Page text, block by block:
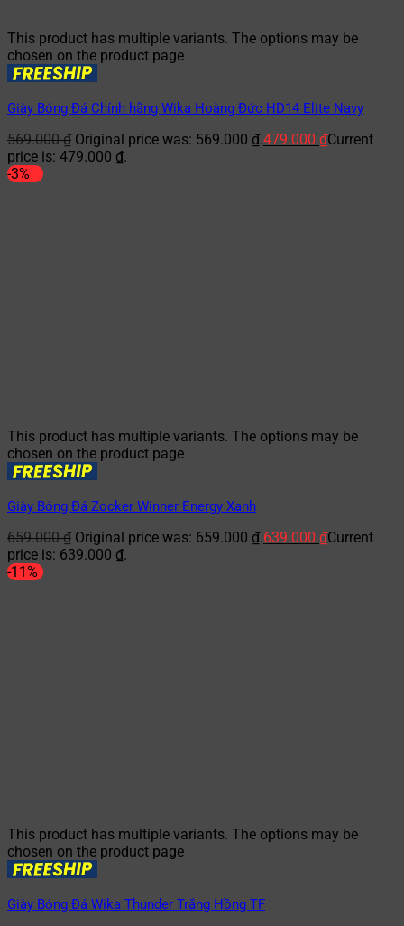
This product has multiple variants. The options may be
chosen on the product page
Giày Bóng Đá Chính hãng Wika Hoàng Đức HD14 Elite Navy
569.000₫ Original price was: 569.000 ₫.479.000 ₫Current
price is: 479.000 ₫.
-3%
This product has multiple variants. The options may be
chosen on the product page
Giày Bóng Đá Zocker Winner Energy Xanh
659.000₫ Original price was: 659.000 ₫.639.000 ₫Current
price is: 639.000 ₫.
-11%
This product has multiple variants. The options may be
chosen on the product page
Giày Bóng Đá Wika Thunder Trắng Hồng TF